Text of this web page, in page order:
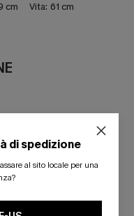
cm Vita: 61 cm
di spedizione
al sito locale per una